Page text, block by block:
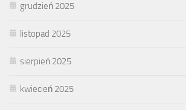
grudzień 2025
listopad 2025
sierpień 2025
kwiecień 2025